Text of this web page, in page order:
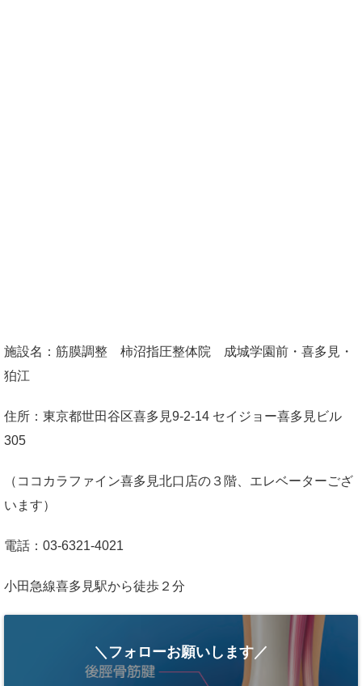
施設名：筋膜調整 柿沼指圧整体院 成城学園前・喜多見・
狛江
住所：東京都世田谷区喜多見9-2-14 セイジョー喜多見ビル
305
（ココカラファイン喜多見北口店の３階、エレベーターござ
います）
電話：03-6321-4021
小田急線喜多見駅から徒歩２分
＼フォローお願いします／